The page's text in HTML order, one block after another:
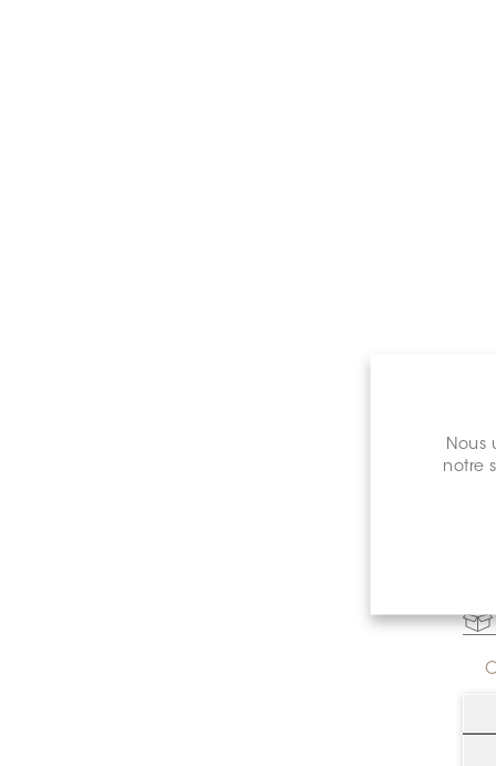
Nous
notre
Prix de